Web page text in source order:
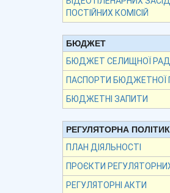
ПОСТІЙНИХ КОМІСІЙ
БЮДЖЕТ
БЮДЖЕТ СЕЛИЩНОЇ
ПАСПОРТИ БЮДЖЕТНОЇ
БЮДЖЕТНІ ЗАПИТИ
РЕГУЛЯТОРНА
ПЛАН ДІЯЛЬНОСТІ
ПРОЄКТИ
РЕГУЛЯТОРНІ АКТИ